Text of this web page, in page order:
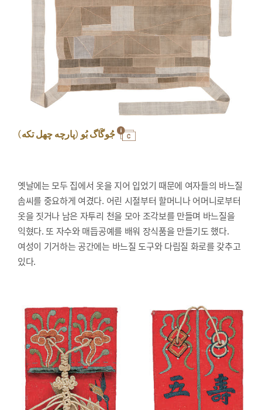
جُوگَاگ بُو (پارچه چهل تکه)
옛날에는 모두 집에서 옷을 지어 입었기 때문에 여자들의 바느질
솜씨를 중요하게 여겼다. 어린 시절부터 할머니나 어머니로부터
옷을 짓거나 남은 자투리 천을 모아 조각보를 만들며 바느질을
익혔다. 또 자수와 매듭공예를 배워 장식품을 만들기도 했다.
여성이 기거하는 공간에는 바느질 도구와 다림질 화로를 갖추고
있다.